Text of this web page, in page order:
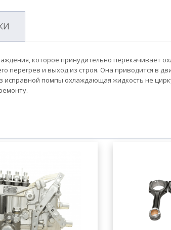
которое принудительно перекачивает
перегрев и выход из строя. Она приводится в
помпы охлаждающая жидкость не